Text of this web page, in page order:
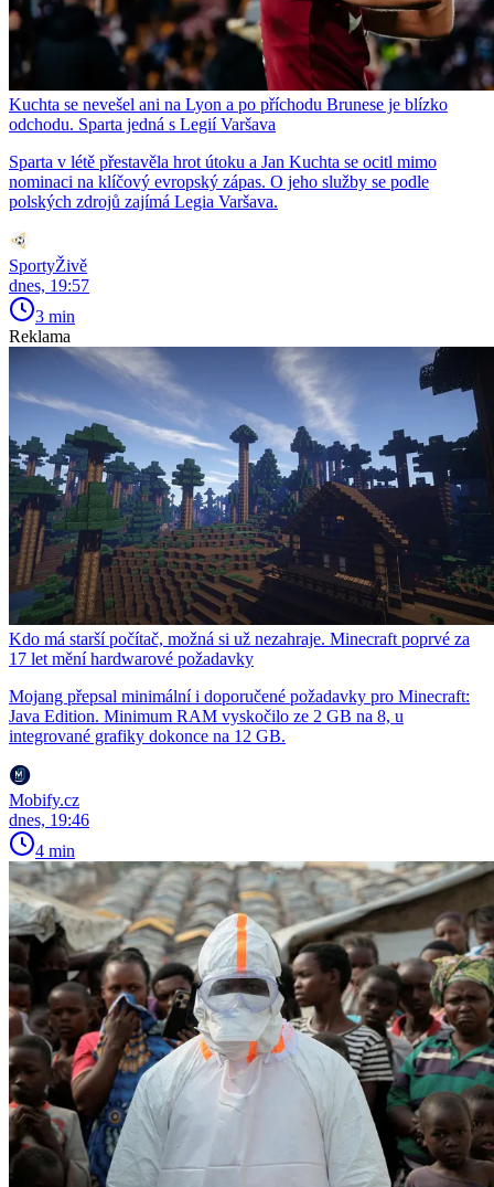
Kuchta se nevešel ani na Lyon a po příchodu Brunese je blízko
odchodu. Sparta jedná s Legií Varšava
Sparta v létě přestavěla hrot útoku a Jan Kuchta se ocitl mimo
nominaci na klíčový evropský zápas. O jeho služby se podle
polských zdrojů zajímá Legia Varšava.
SportyŽivě
dnes, 19:57
3 min
Reklama
Kdo má starší počítač, možná si už nezahraje. Minecraft poprvé za
17 let mění hardwarové požadavky
Mojang přepsal minimální i doporučené požadavky pro Minecraft:
Java Edition. Minimum RAM vyskočilo ze 2 GB na 8, u
integrované grafiky dokonce na 12 GB.
Mobify.cz
dnes, 19:46
4 min